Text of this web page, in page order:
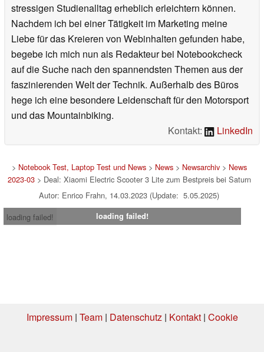
stressigen Studienalltag erheblich erleichtern können.
Nachdem ich bei einer Tätigkeit im Marketing meine
Liebe für das Kreieren von Webinhalten gefunden habe,
begebe ich mich nun als Redakteur bei Notebookcheck
auf die Suche nach den spannendsten Themen aus der
faszinierenden Welt der Technik. Außerhalb des Büros
hege ich eine besondere Leidenschaft für den Motorsport
und das Mountainbiking.
Kontakt:
LinkedIn
> Notebook Test, Laptop Test und News> News> Newsarchiv> News
2023-03> Deal: Xiaomi Electric Scooter 3 Lite zum Bestpreis bei Saturn
Autor: Enrico Frahn, 14.03.2023 (Update: 5.05.2025)
loading failed!
loading failed!
Impressum| Team| Datenschutz| Kontakt| Cookie